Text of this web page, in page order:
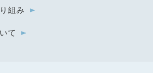
組み
て